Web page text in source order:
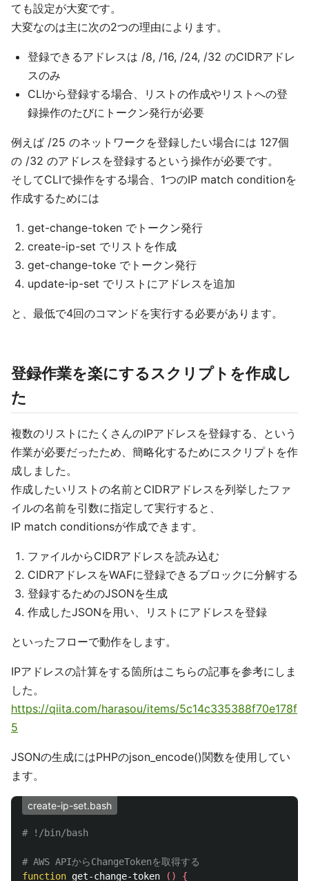
ても設定が大変です。
大変なのは主に次の2つの理由によります。
登録できるアドレスは /8, /16, /24, /32 のCIDRアドレ
スのみ
CLIから登録する場合、リストの作成やリストへの登
録操作のたびにトークン発行が必要
例えば /25 のネットワークを登録したい場合には 127個
の /32 のアドレスを登録するという操作が必要です。
そしてCLIで操作をする場合、1つのIP match conditionを
作成するためには
get-change-token でトークン発行
create-ip-set でリストを作成
get-change-toke でトークン発行
update-ip-set でリストにアドレスを追加
と、最低で4回のコマンドを実行する必要があります。
登録作業を楽にするスクリプトを作成し
た
複数のリストにたくさんのIPアドレスを登録する、という
作業が必要だったため、簡略化するためにスクリプトを作
成しました。
作成したいリストの名前とCIDRアドレスを列挙したファ
イルの名前を引数に指定して実行すると、
IP match conditionsが作成できます。
ファイルからCIDRアドレスを読み込む
CIDRアドレスをWAFに登録できるブロックに分解する
登録するためのJSONを生成
作成したJSONを用い、リストにアドレスを登録
といったフローで動作をします。
IPアドレスの計算をする箇所はこちらの記事を参考にしま
した。
https://qiita.com/harasou/items/5c14c335388f70e178f
5
JSONの生成にはPHPのjson_encode()関数を使用してい
ます。
create-ip-set.bash
# !/bin/bash
# AWS APIからChangeTokenを取得する
function get-change-token ()
{